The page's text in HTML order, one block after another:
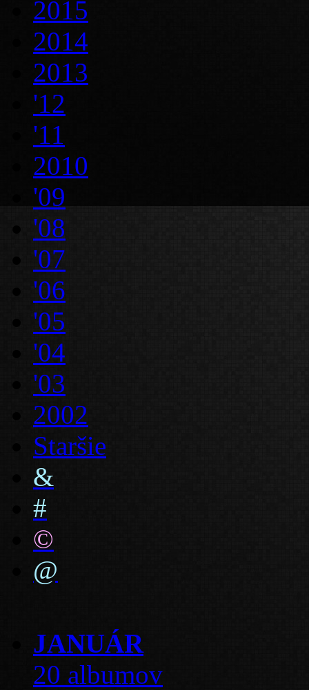
2015
2014
2013
'12
'11
2010
'09
'08
'07
'06
'05
'04
'03
2002
Staršie
&
#
©
@
JANUÁR
20 albumov